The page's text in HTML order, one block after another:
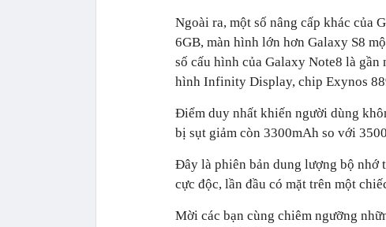
Ngoài ra, một số nâng cấp khác của
6GB, màn hình lớn hơn Galaxy S8
số cấu hình của Galaxy Note8 là
hình Infinity Display, chip Exynos
Điểm duy nhất khiến người dùng
bị sụt giảm còn 3300mAh so với
Đây là phiên bản dung lượng bộ nhớ
cực độc, lần đầu có mặt trên một
Mời các bạn cùng chiêm ngưỡng